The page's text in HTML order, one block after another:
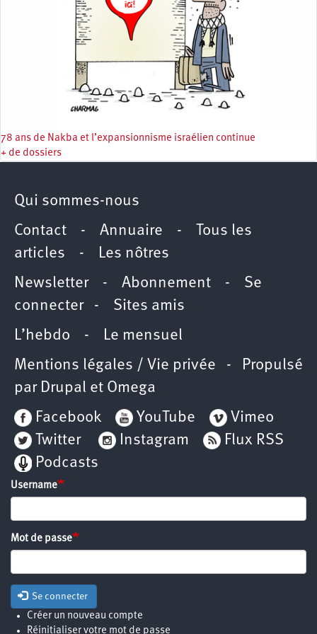
78 ans de Nakba et l’expansionnisme israélien continue
+ de dossiers
Qui sommes-nous
Contact - Annuaire -
Tous les
articles - Les nôtres
Newsletter- Abonnement - Se
connecter- Sites amis
L’hebdo - Le mensuel
Mentions légales / Vie privée - Propulsé
par Drupal et Omega
Facebook
YouTube
Vimeo
Twitter
Instagram
Flux RSS
Podcasts
Username
Mot de passe
Se connecter
Créer un nouveau compte
Réinitialiser votre mot de passe